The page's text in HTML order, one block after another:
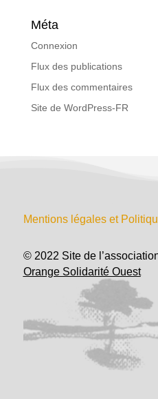
Méta
Connexion
Flux des publications
Flux des commentaires
Site de WordPress-FR
Mentions légales et
© 2022 Site de
Orange Solidarité Ouest